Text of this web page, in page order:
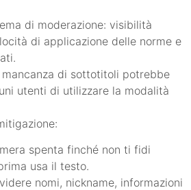
di moderazione: visibilità
di applicazione delle norme e
di sottotitoli potrebbe
utenti di utilizzare la modalità
spenta finché non ti fidi
usa il testo.
nomi, nickname, informazioni